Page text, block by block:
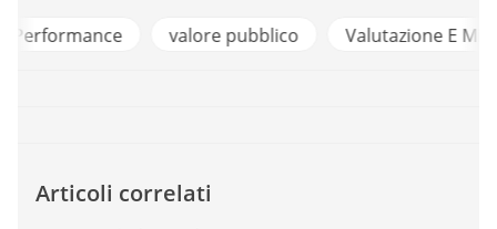
valore pubblico Valutazione E Misurazione
Articoli correlati